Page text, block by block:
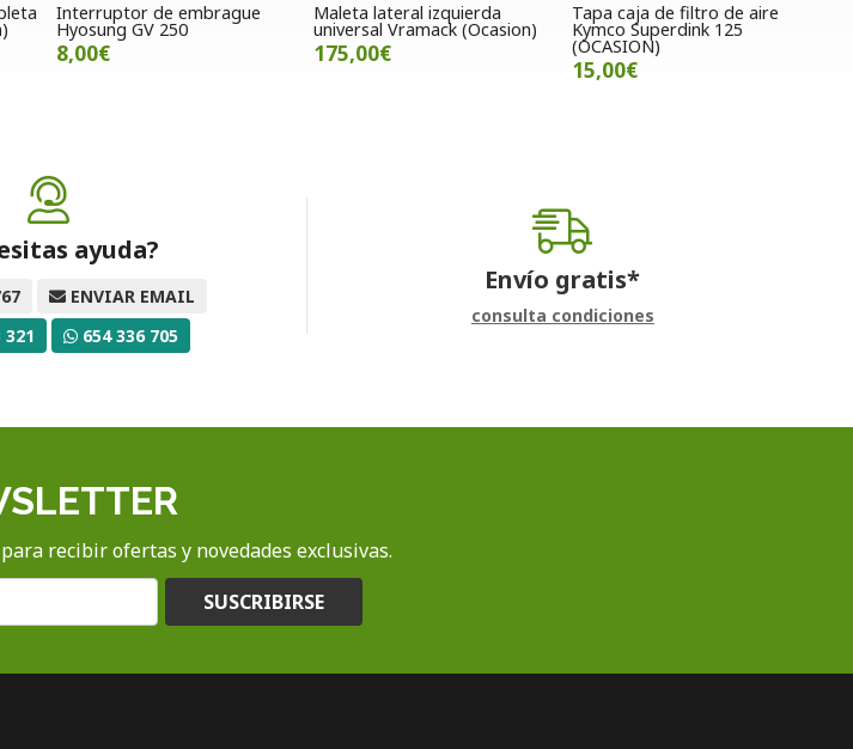
Interruptor de embrague
Hyosung GV 250
8,00€
Maleta lateral izquierda
universal Vramack (Ocasion)
175,00€
Tapa caja de filtro de aire
Kymco Superdink 125
(OCASION)
15,00€
ayuda?
ENVIAR EMAIL
321
654 336 705
Envío gratis*
consulta condiciones
recibir ofertas y novedades exclusivas.
SUSCRIBIRSE